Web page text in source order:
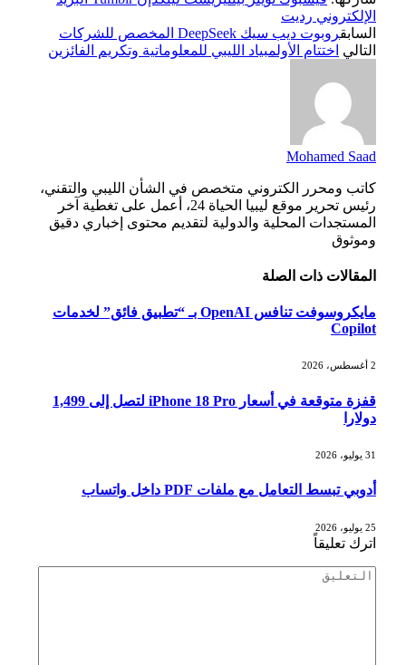
الإلكتروني رديت
السابقروبوت ديب سيك DeepSeek المخصص للشركات
التالي اختتام الأولمبياد الليبي للمعلوماتية وتكريم الفائزين
Mohamed Saad
كاتب ومحرر الكتروني متخصص في الشأن الليبي والتقني،
رئيس تحرير موقع ليبيا الحياة 24، أعمل على تغطية آخر
المستجدات المحلية والدولية لتقديم محتوى إخباري دقيق
وموثوق
المقالاتذات الصلة
مايكروسوفت تنافس OpenAI بـ “تطبيق فائق” لخدمات
Copilot
قفزة متوقعة في أسعار iPhone 18 Pro لتصل إلى 1,499
دولارا
31 يوليو، 2026
أدوبي تبسط التعامل مع ملفات PDF داخل واتساب
25 يوليو، 2026
اترك تعليقاً